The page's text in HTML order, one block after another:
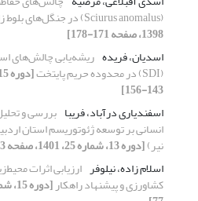
(Sciurus anomalus) در جنگل‌‌های بلوط زاگرس
1398، صفحه 171-178]
اسدیان، فریده ریشه‌یابی چالش‌های
(SDI) در محدوده حریم پایتخت
143-156]
اسفندیاری درآباد، فریبا بررسی و
انسانی بر توسعه ژئوتوریسم استان
نیر)[دوره 13، شماره 25، 1401، صفحه 83-94]
اسلام زاده، نیلوفر ارزیابی اثرات
کشاورزی و پیشنهاد راهکار